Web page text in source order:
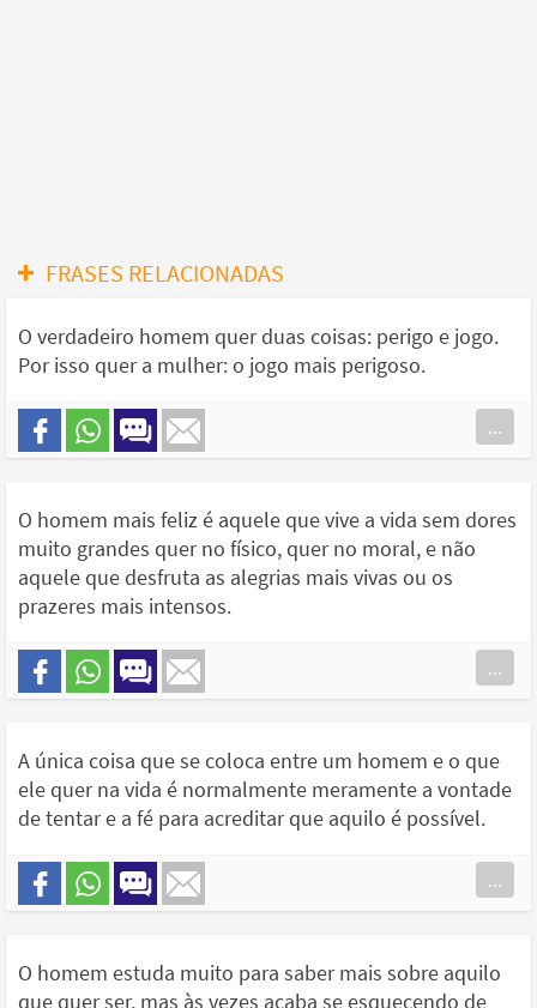
FRASES RELACIONADAS
O verdadeiro homem quer duas coisas: perigo e jogo.
Por isso quer a mulher: o jogo mais perigoso.
...
O homem mais feliz é aquele que vive a vida sem dores
muito grandes quer no físico, quer no moral, e não
aquele que desfruta as alegrias mais vivas ou os
prazeres mais intensos.
...
A única coisa que se coloca entre um homem e o que
ele quer na vida é normalmente meramente a vontade
de tentar e a fé para acreditar que aquilo é possível.
...
O homem estuda muito para saber mais sobre aquilo
que quer ser, mas às vezes acaba se esquecendo de